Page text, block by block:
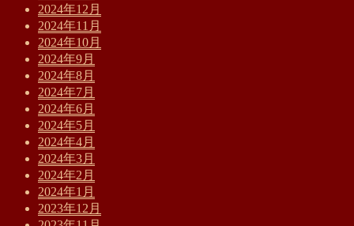
2024年12月
2024年11月
2024年10月
2024年9月
2024年8月
2024年7月
2024年6月
2024年5月
2024年4月
2024年3月
2024年2月
2024年1月
2023年12月